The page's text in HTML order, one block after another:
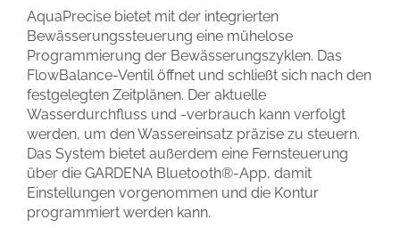
AquaPrecise bietet mit der integrierten
Bewässerungssteuerung eine mühelose
Programmierung der Bewässerungszyklen. Das
FlowBalance-Ventil öffnet und schließt sich nach den
festgelegten Zeitplänen. Der aktuelle
Wasserdurchfluss und -verbrauch kann verfolgt
werden, um den Wassereinsatz präzise zu steuern.
Das System bietet außerdem eine Fernsteuerung
über die GARDENA Bluetooth®-App, damit
Einstellungen vorgenommen und die Kontur
programmiert werden kann.